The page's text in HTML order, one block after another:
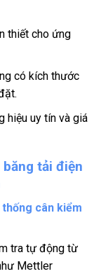
thiết cho ứng
có kích thước
hiệu uy tín và giá
tải điện
cân kiểm
tra tự động từ
Mettler